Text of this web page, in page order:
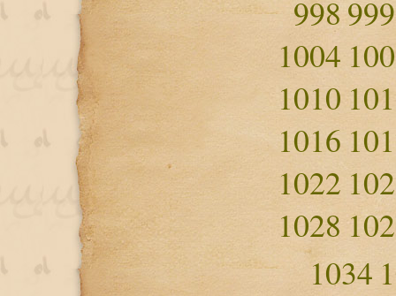
998 999
1004
1010
1016
1022
1028
1034